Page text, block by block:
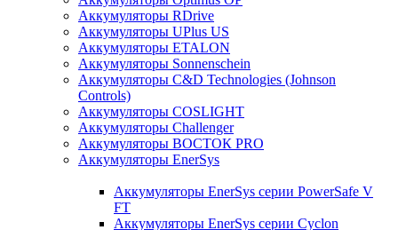
Аккумуляторы RDrive
Аккумуляторы UPlus US
Аккумуляторы ETALON
Аккумуляторы Sonnenschein
Аккумуляторы С&D Technologies (Johnson
Controls)
Аккумуляторы COSLIGHT
Аккумуляторы Challenger
Аккумуляторы ВОСТОК PRO
Аккумуляторы EnerSys
Аккумуляторы EnerSys серии PowerSafe V
FT
Аккумуляторы EnerSys серии Cyclon